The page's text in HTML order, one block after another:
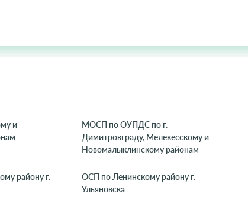
и
МОСП по ОУПДС по г.
Димитровграду, Мелекесскому и
Новомалыклинскому районам
району г.
ОСП по Ленинскому району г.
Ульяновска